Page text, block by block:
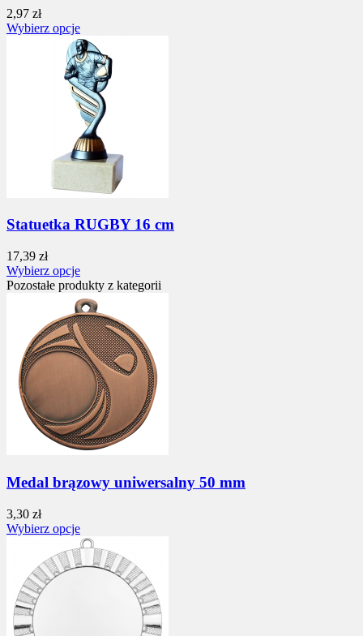
2,97 zł
Wybierz opcje
Statuetka RUGBY 16 cm
17,39 zł
Wybierz opcje
Pozostałe produkty z kategorii
Medal brązowy uniwersalny 50 mm
3,30 zł
Wybierz opcje